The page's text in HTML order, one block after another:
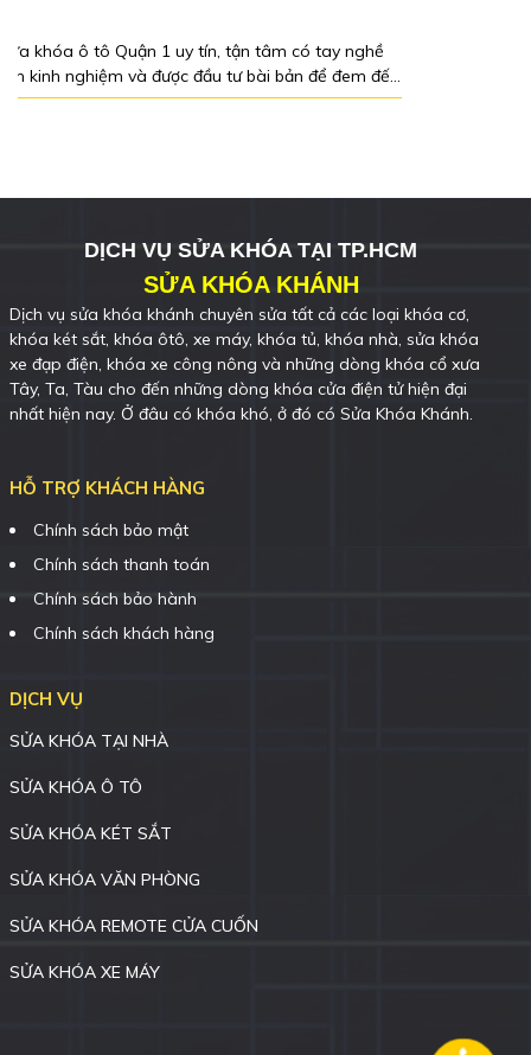
có tay nghề
để đem đến
DỊCH VỤ SỬA KHÓA TẠI TP.HCM
SỬA KHÓA KHÁNH
Dịch vụ sửa khóa khánh chuyên sửa tất cả các loại khóa cơ,
khóa két sắt, khóa ôtô, xe máy, khóa tủ, khóa nhà, sửa khóa
xe đạp điện, khóa xe công nông và những dòng khóa cổ xưa
Tây, Ta, Tàu cho đến những dòng khóa cửa điện tử hiện đại
nhất hiện nay. Ở đâu có khóa khó, ở đó có Sửa Khóa Khánh.
HỖ TRỢ KHÁCH HÀNG
Chính sách bảo mật
Chính sách thanh toán
Chính sách bảo hành
Chính sách khách hàng
DỊCH VỤ
SỬA KHÓA TẠI NHÀ
SỬA KHÓA Ô TÔ
SỬA KHÓA KÉT SẮT
SỬA KHÓA VĂN PHÒNG
SỬA KHÓA REMOTE CỬA CUỐN
SỬA KHÓA XE MÁY